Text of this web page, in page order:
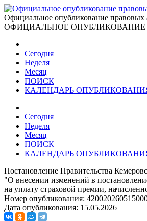
Официальное опубликование правовых
ОФИЦИАЛЬНОЕ ОПУБЛИКОВАНИЕ
Сегодня
Неделя
Месяц
ПОИСК
КАЛЕНДАРЬ
Сегодня
Неделя
Месяц
ПОИСК
КАЛЕНДАРЬ
Постановление Правительства
"О внесении изменений в
на уплату страховой премии,
Номер опубликования:
Дата опубликования: 15.05.2026